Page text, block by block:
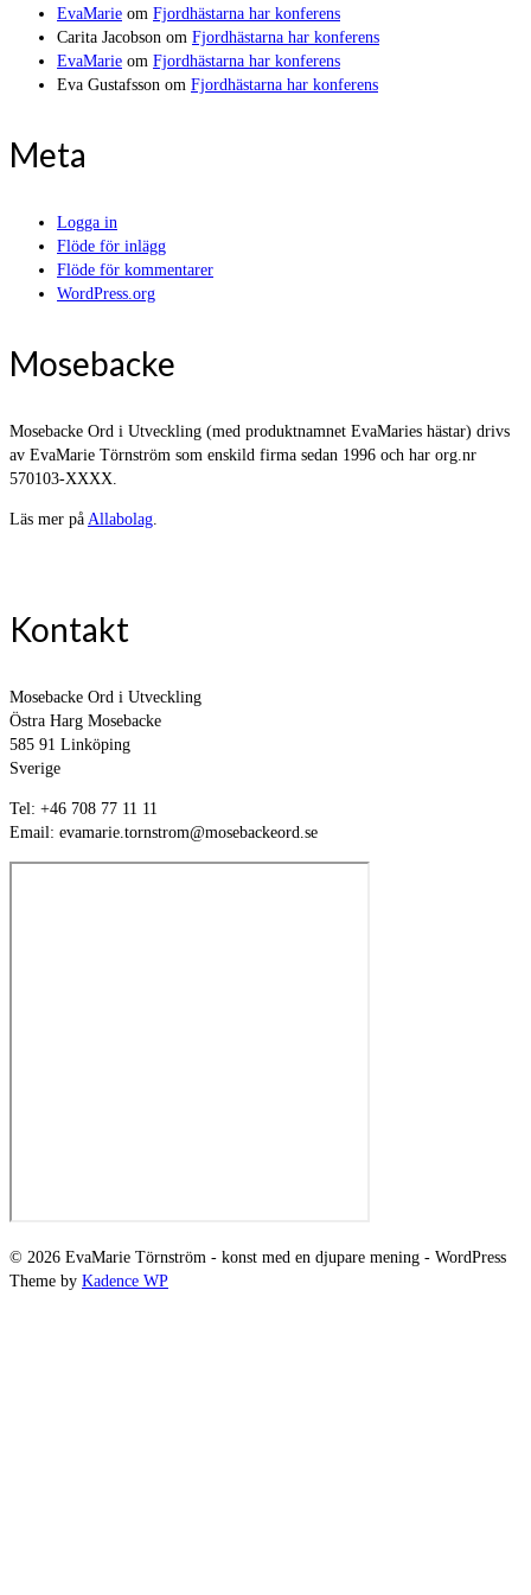
EvaMarie om Fjordhästarna har konferens
Carita Jacobson om Fjordhästarna har konferens
EvaMarie om Fjordhästarna har konferens
Eva Gustafsson om Fjordhästarna har konferens
Meta
Logga in
Flöde för inlägg
Flöde för kommentarer
WordPress.org
Mosebacke
Mosebacke Ord i Utveckling (med produktnamnet EvaMaries hästar) drivs
av EvaMarie Törnström som enskild firma sedan 1996 och har org.nr
570103-XXXX.
Läs mer på Allabolag
Kontakt
Mosebacke Ord i Utveckling
Östra Harg Mosebacke
585 91 Linköping
Sverige
Tel: +46 708 77 11 11
Email: evamarie.tornstrom@mosebackeord.se
© 2026 EvaMarie Törnström - konst med en djupare mening - WordPress
Theme by Kadence WP